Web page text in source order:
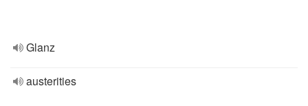
Glanz
austerities